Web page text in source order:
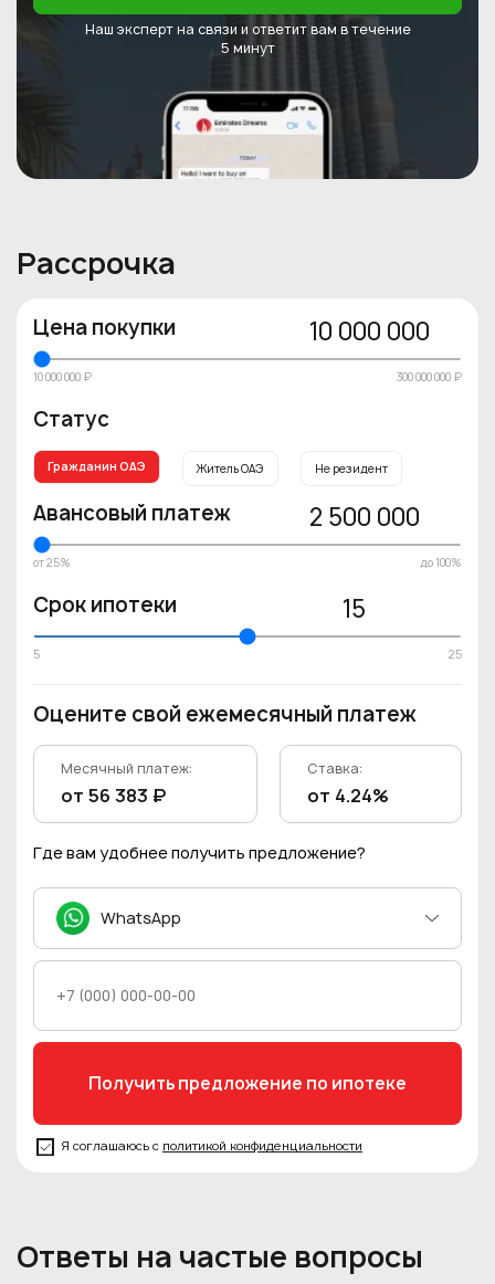
Наш эксперт на связи и ответитвам в течение
5 минут
Рассрочка
Цена покупки 10 000 000
10 000 000 ₽ 300 000 000 ₽
Статус
Гражданин ОАЭ Житель ОАЭ Не резидент
Авансовый платеж 2 500 000
от 25% до 100%
Срок ипотеки 15
5 25
Оцените свой ежемесячный платеж
Месячный платеж:
от 56 383 ₽
Ставка:
от 4.24%
Где вам удобнее получить предложение?
WhatsApp
Я соглашаюсь с политикой конфиденциальности
Ответы на частые вопросы